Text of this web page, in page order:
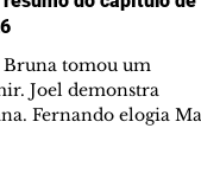
Bruna tomou um
Joel demonstra
Fernando elogia Mau